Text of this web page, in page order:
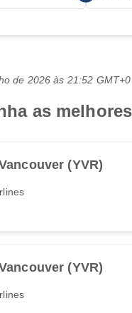
de 2026 às 21:52 GMT+0
as
(YVR)
(YVR)